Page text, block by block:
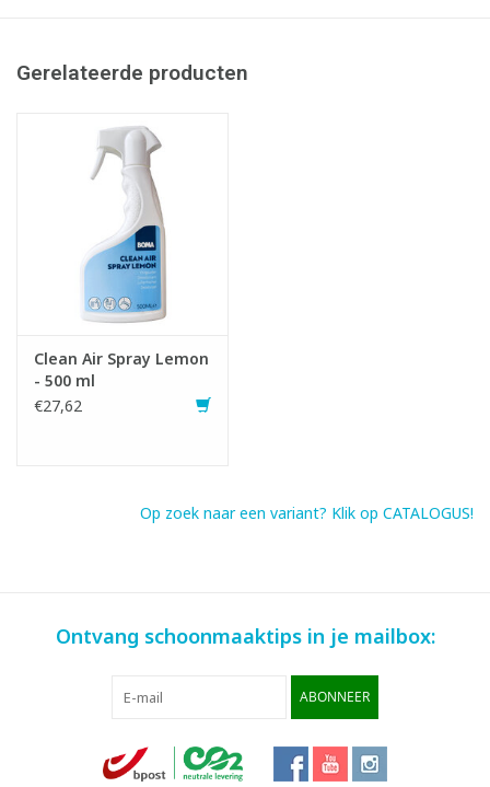
Gebruiksaanwijzing:
Eénmaal verstuiven per 20m³.
EUH208: Bevat (Dipenteen). Kan een allergische reactie
veroorzaken.
Gerelateerde producten
Clean Air Spray Lemon
- 500 ml
€27,62
Op zoek naar een variant? Klik op CATALOGUS!
Ontvang schoonmaaktips in je mailbox:
ABONNEER